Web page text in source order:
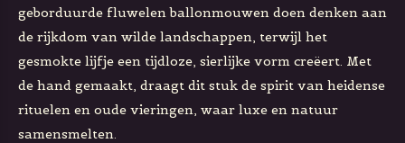
geborduurde fluwelen ballonmouwen doen denken aan
de rijkdom van wilde landschappen, terwijl het
gesmokte lijfje een tijdloze, sierlijke vorm creëert. Met
de hand gemaakt, draagt dit stuk de spirit van heidense
rituelen en oude vieringen, waar luxe en natuur
samensmelten.